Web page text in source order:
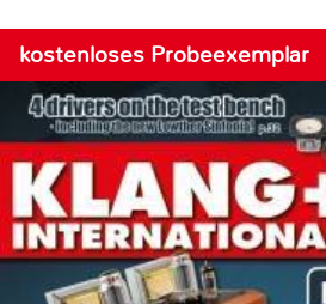
kostenloses Probeexemplar